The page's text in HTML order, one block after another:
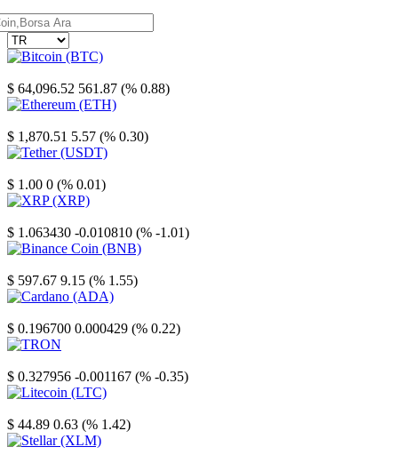
$ 64,096.52 561.87 (% 0.88)
$ 1,870.51 5.57 (% 0.30)
$ 1.00 0 (% 0.01)
$ 1.063430 -0.010810 (% -1.01)
$ 597.67 9.15 (% 1.55)
$ 0.196700 0.000429 (% 0.22)
$ 0.327956 -0.001167 (% -0.35)
$ 44.89 0.63 (% 1.42)